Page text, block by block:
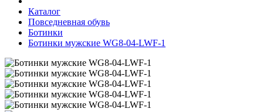
Каталог
Повседневная обувь
Ботинки
Ботинки мужские WG8-04-LWF-1